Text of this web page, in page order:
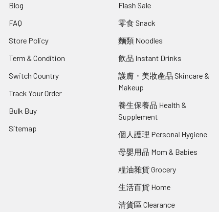
Blog
FAQ
Store Policy
Term & Condition
Switch Country
Track Your Order
Bulk Buy
Sitemap
Flash Sale
零食 Snack
麵類 Noodles
飲品 Instant Drinks
護膚・美妝產品 Skincare &
Makeup
養生保養品 Health &
Supplement
個人護理 Personal Hygiene
母嬰用品 Mom & Babies
糧油雜貨 Grocery
生活百貨 Home
清貨區 Clearance